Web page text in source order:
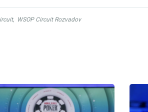
, WSOP Circuit Rozvadov